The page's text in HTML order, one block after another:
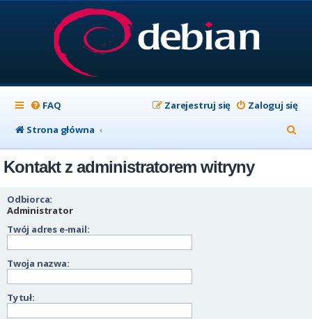
FAQ Zaloguj się
Zarejestruj się
Strona główna
z
Kontakt z administratorem witryny
Odbiorca:
Administrator
Twój adres e-mail:
Twoja nazwa:
Tytuł: